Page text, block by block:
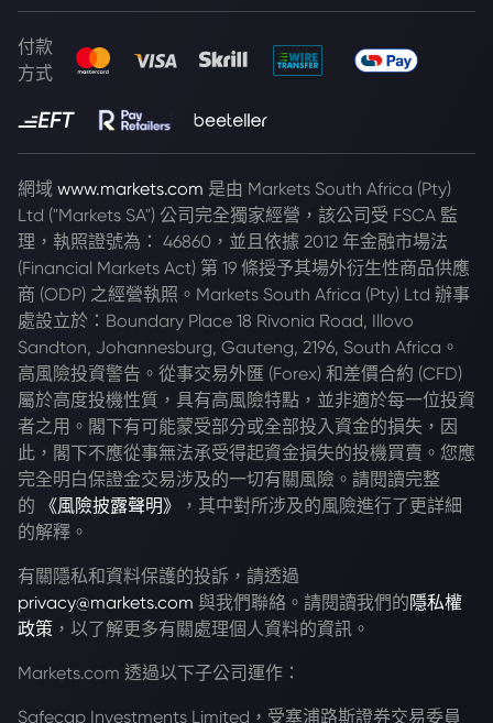
付款
方式
網域 www.markets.com 是由 Markets South Africa (Pty)
Ltd ("Markets SA") 公司完全獨家經營，該公司受 FSCA 監
理，執照證號為： 46860，並且依據 2012 年金融市場法
(Financial Markets Act) 第 19 條授予其場外衍生性商品供應
商 (ODP) 之經營執照。Markets South Africa (Pty) Ltd 辦事
處設立於：Boundary Place 18 Rivonia Road, Illovo
Sandton, Johannesburg, Gauteng, 2196, South Africa。
高風險投資警告。從事交易外匯 (Forex) 和差價合約 (CFD)
屬於高度投機性質，具有高風險特點，並非適於每一位投資
者之用。閣下有可能蒙受部分或全部投入資金的損失，因
此，閣下不應從事無法承受得起資金損失的投機買賣。您應
完全明白保證金交易涉及的一切有關風險。請閱讀完整
的
《風險披露聲明》
，其中對所涉及的風險進行了更詳細
的解釋。
有關隱私和資料保護的投訴，請透過
privacy@markets.com 與我們聯絡。請閱讀我們的 隱私權
政策 ，以了解更多有關處理個人資料的資訊。
Markets.com 透過以下子公司運作：
Safecap Investments Limited，受塞浦路斯證券交易委員